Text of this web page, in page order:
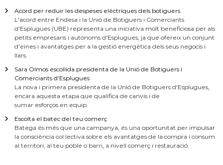
Acord per reduir les despeses elèctriques dels botiguers
L'acord entre Endesa i la Unió de Botiguers i Comerciants
d'Esplugues (UBE) representa una iniciativa molt beneficiosa per als
petits empresaris i autònoms d'Esplugues, ja que ofereix un conjunt
d'eines i avantatges per a la gestió energètica dels seus negocis i
llars.
Sara Olmos escollida presidenta de la Unió de Botiguers i
Comerciants d’Esplugues
La nova i primera presidenta de la Unió de Botiguers d'Esplugues,
encara aquesta etapa que qualifica de canvis i de
sumar esforços en equip.
Escolta el batec del teu comerç
Batega és més que una campanya, és una oportunitat per impulsar
la consciència col·lectiva sobre els avantatges de la compra i consum
al territori, al teu poble o barri, a nivell comerç i restauració.